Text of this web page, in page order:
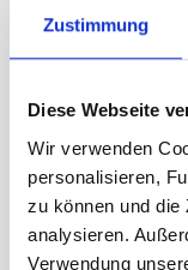
Zustimmung
Diese Webseite
Wir verwenden
personalisieren,
zu können und die
analysieren.
Verwendung
Manchon
cm, Ø 15 cm
en